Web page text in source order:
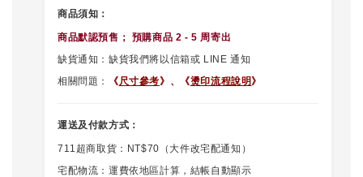
商品須知：
商品默認預售 ； 預購商品 2 - 5 周寄出
缺貨通知：缺貨我們將以信箱或 LINE 通知
相關問題：
《尺寸參考》、 《燙印流程說明 》
運送及付款方式：
711超商取貨：NT$70（大件改宅配通知）
宅配物流：運費依地區計算，結帳自動顯示